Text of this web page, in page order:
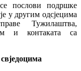
послови подршке
у другим одсјецима
Тужилаштва,
и контаката са